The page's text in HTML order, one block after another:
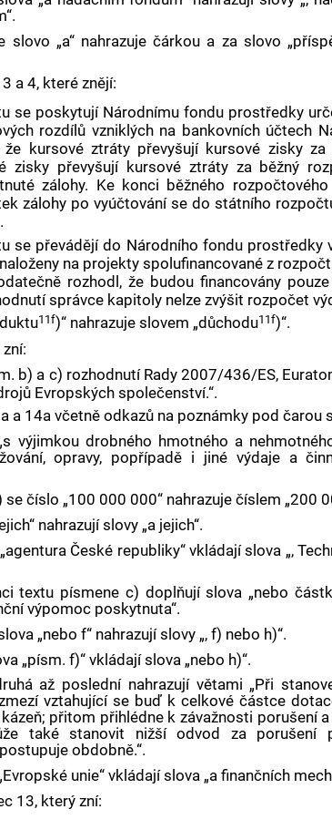
„a“ nahrazuje čárkou a za slovo
a 4, které znějí:
se poskytují Národnímu fondu prostředky
rozdílů vzniklých na bankovních účtech
že kursové ztráty převyšují kursové zisky
zisky převyšují kursové ztráty za běžný
zálohy. Ke konci běžného
zálohy po vyúčtování se do státního
se převádějí do Národního fondu prostředky
na projekty spolufinancované z
rozhodl, že budou financovány
správce kapitoly nelze zvýšit rozpočet
11f)“ nahrazuje slovem „důchodu11f)“.
b) a c) rozhodnutí Rady 2007/436/ES,
Evropských společenství.“.
a 14a včetně odkazů na poznámky pod čarou
výjimkou drobného hmotného a
opravy, popřípadě i jiné výdaje a
číslo „100 000 000“ nahrazuje číslem „200
nahrazují slovy „a jejich“.
České republiky“ vkládají slova „,
textu písmene c) doplňují slova „nebo
výpomoc poskytnuta“.
„nebo f“ nahrazují slovy „, f) nebo h)“.
„písm. f)“ vkládají slova „nebo h)“.
až poslední nahrazují větami „Při
vztahující se buď k celkové částce
přitom přihlédne k závažnosti porušení
také stanovit nižší odvod za porušení
obdobně.“.
unie“ vkládají slova „a finančních
13, který zní: